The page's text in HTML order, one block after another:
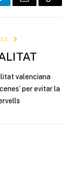
Email Copy
valenciana
per evitar la